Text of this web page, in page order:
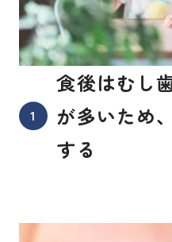
食後はむし
が多いため
する